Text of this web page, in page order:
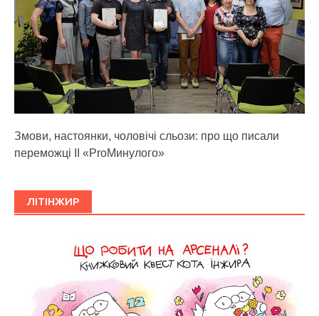
Змови, настоянки, чоловічі сльози: про що писали
переможці ІІ «ProМинулого»
ЛІТІНЖИР